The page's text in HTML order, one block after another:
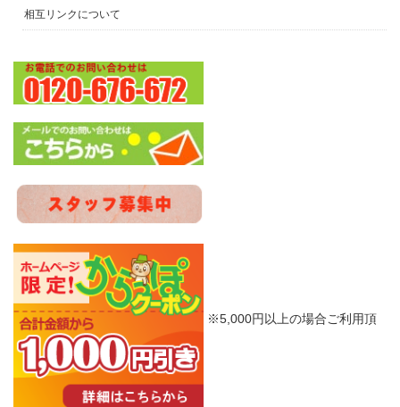
相互リンクについて
※5,000円以上の場合ご利用頂